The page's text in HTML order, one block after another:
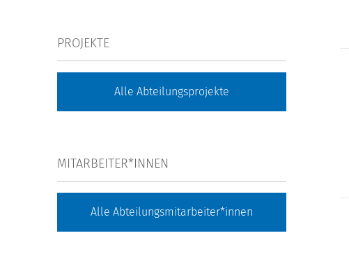
PROJEKTE
Alle Abteilungsprojekte
MITARBEITER*INNEN
Alle Abteilungsmitarbeiter*innen